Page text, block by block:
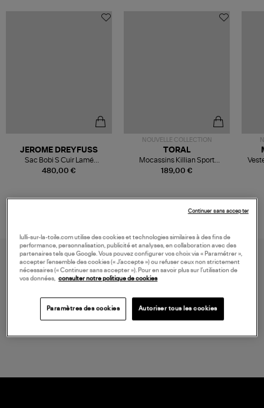
480,00 €
JEROME DREYFUSS
Sac Bobi S Cuir Lamé
Champagne
NOUVELLE COLLECTION
189,00 €
TORAL
Mocassins Killian Sport
Mousse
LIVRAISON GRATUITE
lulli-sur-la-toile.com utilise des cookies et technologies similaires à des fins de
performance, personnalisation, publicité et analyses, en collaboration avec des
partenaires tels que Google. Vous pouvez configurer vos choix via « Paramétrer »,
accepter l’ensemble des cookies (« J’accepte ») ou refuser ceux non strictement
nécessaires (« Continuer sans accepter »). Pour en savoir plus sur l’utilisation de
vos données,
consulter notre politique de cookies
Paramètres des cookies Autoriser tous les cookies
Continuer sans accepter